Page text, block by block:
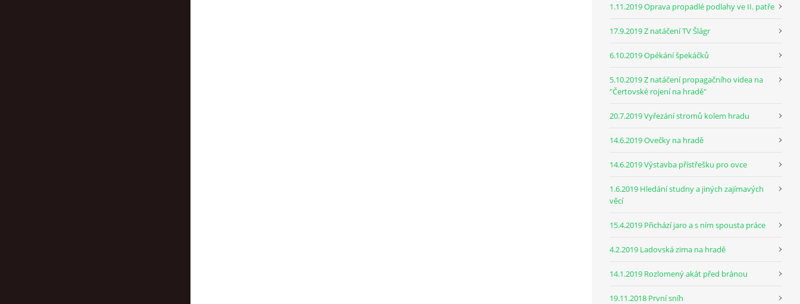
1.11.2019 Oprava propadlé podlahy ve II. patře
17.9.2019 Z natáčení TV Šlágr
6.10.2019 Opékání špekáčků
5.10.2019 Z natáčení propagačního videa na
"Čertovské rojení na hradě"
20.7.2019 Vyřezání stromů kolem hradu
14.6.2019 Ovečky na hradě
14.6.2019 Výstavba přístřešku pro ovce
1.6.2019 Hledání studny a jiných zajímavých
věcí
15.4.2019 Přichází jaro a s ním spousta práce
4.2.2019 Ladovská zima na hradě
14.1.2019 Rozlomený akát před bránou
19.11.2018 První sníh